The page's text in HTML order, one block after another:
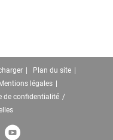
Plan du site
légales
de confidentialité